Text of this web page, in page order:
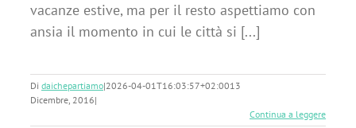
vacanze estive, ma per il resto aspettiamo con
ansia il momento in cui le città si [...]
Di daichepartiamo|2026-04-01T16:03:57+02:0013
Dicembre, 2016|
Continua a leggere